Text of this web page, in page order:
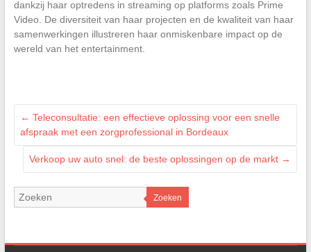
dankzij haar optredens in streaming op platforms zoals Prime
Video. De diversiteit van haar projecten en de kwaliteit van haar
samenwerkingen illustreren haar onmiskenbare impact op de
wereld van het entertainment.
← Teleconsultatie: een effectieve oplossing voor een snelle
afspraak met een zorgprofessional in Bordeaux
Verkoop uw auto snel: de beste oplossingen op de markt →
Zoeken